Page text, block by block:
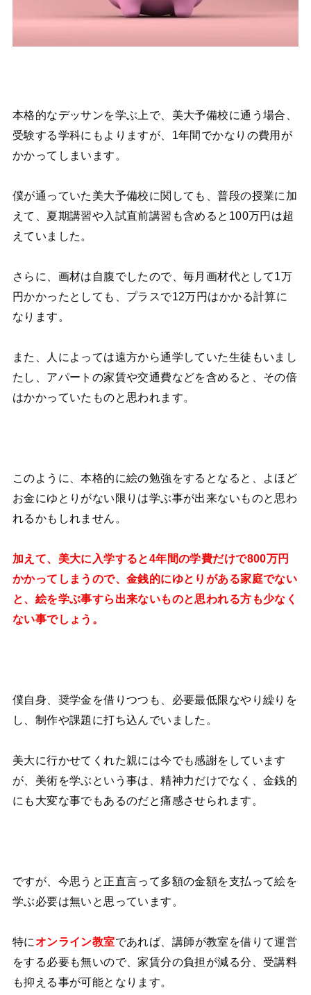
本格的なデッサンを学ぶ上で、美大予備校に通う場合、
受験する学科にもよりますが、1年間でかなりの費用が
かかってしまいます。
僕が通っていた美大予備校に関しても、普段の授業に加
えて、夏期講習や入試直前講習も含めると100万円は超
えていました。
さらに、画材は自腹でしたので、毎月画材代として1万
円かかったとしても、プラスで12万円はかかる計算に
なります。
また、人によっては遠方から通学していた生徒もいまし
たし、アパートの家賃や交通費などを含めると、その倍
はかかっていたものと思われます。
このように、本格的に絵の勉強をするとなると、よほど
お金にゆとりがない限りは学ぶ事が出来ないものと思わ
れるかもしれません。
加えて、美大に入学すると4年間の学費だけで800万円
かかってしまうので、金銭的にゆとりがある家庭でない
と、絵を学ぶ事すら出来ないものと思われる方も少なく
ない事でしょう。
僕自身、奨学金を借りつつも、必要最低限なやり繰りを
し、制作や課題に打ち込んでいました。
美大に行かせてくれた親には今でも感謝をしています
が、美術を学ぶという事は、精神力だけでなく、金銭的
にも大変な事でもあるのだと痛感させられます。
ですが、今思うと正直言って多額の金額を支払って絵を
学ぶ必要は無いと思っています。
特に オンライン教室であれば、講師が教室を借りて運営
をする必要も無いので、家賃分の負担が減る分、受講料
も抑える事が可能となります。